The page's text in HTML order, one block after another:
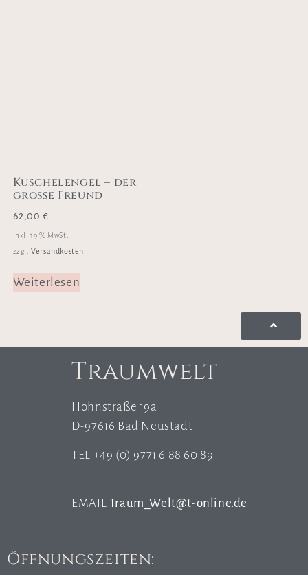
Kuschelengel – der
große Freund
62,00€
inkl. 19 % MwSt.
zzgl.Versandkosten
Weiterlesen
Traumwelt
Hohnstraße 19a
D-97616 Bad Neustadt
TEL +49 (0) 9771 6 88 60 89
EMAIL Traum_Welt@t-online.de
Öffnungszeiten: